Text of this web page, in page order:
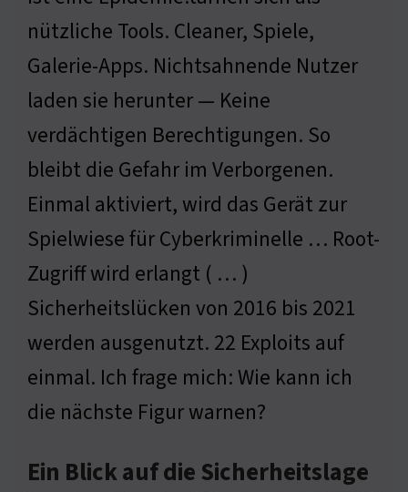
nützliche Tools. Cleaner, Spiele,
Galerie-Apps. Nichtsahnende Nutzer
laden sie herunter — Keine
verdächtigen Berechtigungen. So
bleibt die Gefahr im Verborgenen.
Einmal aktiviert, wird das Gerät zur
Spielwiese für Cyberkriminelle … Root-
Zugriff wird erlangt ( … )
Sicherheitslücken von 2016 bis 2021
werden ausgenutzt. 22 Exploits auf
einmal. Ich frage mich: Wie kann ich
die nächste Figur warnen?
Ein Blick auf die Sicherheitslage